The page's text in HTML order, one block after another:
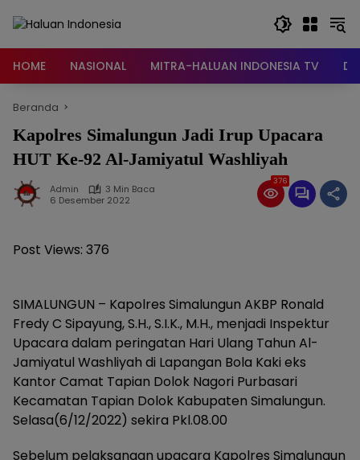
HOME
NASIONAL MITRA-HALUAN INDONESIA TV
Beranda
Kapolres Simalungun Jadi Irup Upacara
HUT Ke-92 Al-Jamiyatul Washliyah
Admin
3 Min Baca
6 Desember 2022
376
Post Views: 376
SIMALUNGUN – Kapolres Simalungun AKBP Ronald
Fredy C Sipayung, S.H., S.I.K., M.H., menjadi Inspektur
Upacara dalam peringatan Hari Ulang Tahun Al-
Jamiyatul Washliyah di Lapangan Bola Kaki eks
Kantor Camat Tapian Dolok Nagori Purbasari
Kecamatan Tapian Dolok Kabupaten Simalungun.
Selasa(6/12/2022) sekira Pkl.08.00
Sebelum pelaksanaan upacara Kapolres Simalungun